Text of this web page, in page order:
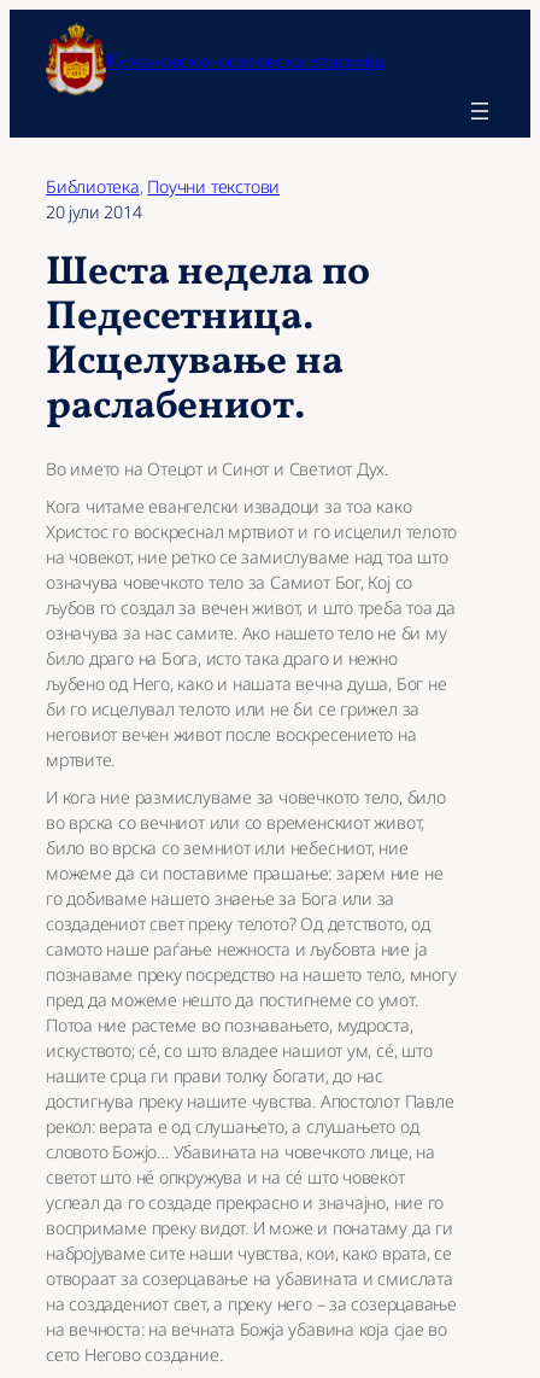
содржината Кумановско-осоговска епархија
Библиотека, Поучни текстови
20 јули 2014
Шеста недела по
Педесетница.
Исцелување на
раслабениот.
Во името на Отецот и Синот и Светиот Дух.
Кога читаме евангелски извадоци за тоа како
Христос го воскреснал мртвиот и го исцелил телото
на човекот, ние ретко се замислуваме над тоа што
означува човечкото тело за Самиот Бог, Кој со
љубов го создал за вечен живот, и што треба тоа да
означува за нас самите. Ако нашето тело не би му
било драго на Бога, исто така драго и нежно
љубено од Него, како и нашата вечна душа, Бог не
би го исцелувал телото или не би се грижел за
неговиот вечен живот после воскресението на
мртвите.
И кога ние размислуваме за човечкото тело, било
во врска со вечниот или со временскиот живот,
било во врска со земниот или небесниот, ние
можеме да си поставиме прашање: зарем ние не
го добиваме нашето знаење за Бога или за
создадениот свет преку телото? Од детството, од
самото наше раѓање нежноста и љубовта ние ја
познаваме преку посредство на нашето тело, многу
пред да можеме нешто да постигнеме со умот.
Потоа ние растеме во познавањето, мудроста,
искуството; сé, со што владее нашиот ум, сé, што
нашите срца ги прави толку богати, до нас
достигнува преку нашите чувства. Апостолот Павле
рекол: верата е од слушањето, а слушањето од
словото Божјо… Убавината на човечкото лице, на
светот што нé опкружува и на сé што човекот
успеал да го создаде прекрасно и значајно, ние го
воспримаме преку видот. И може и понатаму да ги
набројуваме сите наши чувства, кои, како врата, се
отвораат за созерцавање на убавината и смислата
на создадениот свет, а преку него – за созерцавање
на вечноста: на вечната Божја убавина која сјае во
сето Негово создание.